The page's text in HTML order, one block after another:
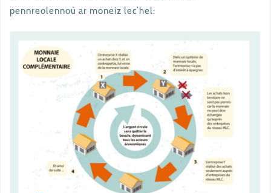
pennreolennoù ar moneiz lec’hel: